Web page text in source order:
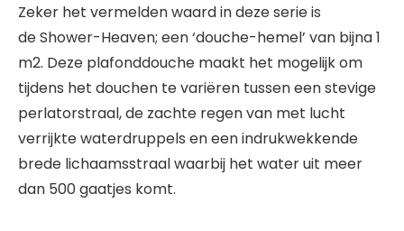
Zeker het vermelden waard in deze serie is
de Shower-Heaven; een ‘douche-hemel’ van bijna 1
m2. Deze plafonddouche maakt het mogelijk om
tijdens het douchen te variëren tussen een stevige
perlatorstraal, de zachte regen van met lucht
verrijkte waterdruppels en een indrukwekkende
brede lichaamsstraal waarbij het water uit meer
dan 500 gaatjes komt.